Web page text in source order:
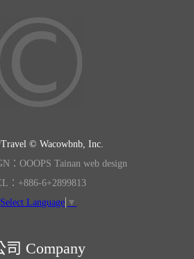
© Wacowbnb, Inc.
：OOOPS Tainan web design
：+886-6+2899813
Select Language ▼
司 Company